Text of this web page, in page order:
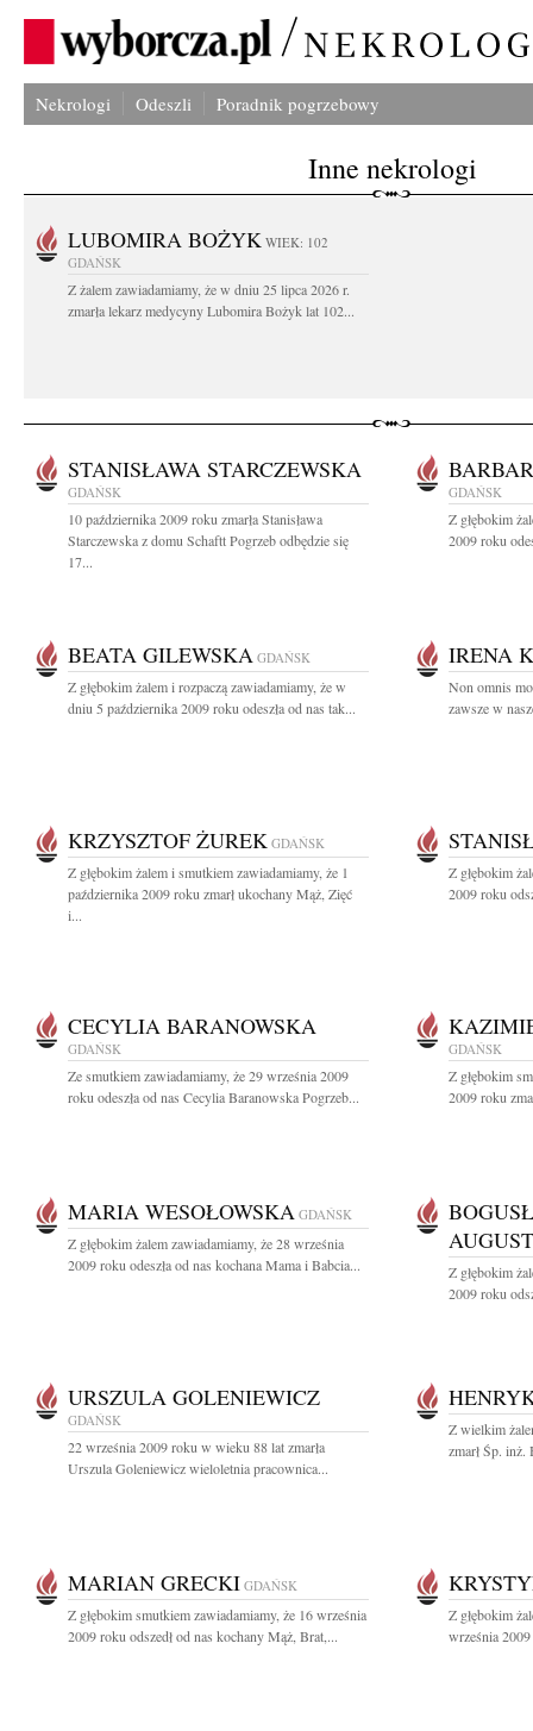
Nekrologi Odeszli Poradnik pogrzebowy
Inne nekrologi
LUBOMIRA BOŻYK WIEK: 102
GDAŃSK
Z żalem zawiadamiamy, że w dniu 25 lipca 2026 r.
zmarła lekarz medycyny Lubomira Bożyk lat 102...
STANISŁAWA STARCZEWSKA
GDAŃSK
10 października 2009 roku zmarła Stanisława
Starczewska z domu Schaftt Pogrzeb odbędzie się
17...
GDAŃSK
Z głębokim
2009 roku
BEATA GILEWSKA GDAŃSK
Z głębokim żalem i rozpaczą zawiadamiamy, że w
dniu 5 października 2009 roku odeszła od nas tak...
IRENA
Non omnis
zawsze w
KRZYSZTOF ŻUREK GDAŃSK
Z głębokim żalem i smutkiem zawiadamiamy, że 1
października 2009 roku zmarł ukochany Mąż, Zięć
i...
Z głębokim
2009 roku
CECYLIA BARANOWSKA
GDAŃSK
Ze smutkiem zawiadamiamy, że 29 września 2009
roku odeszła od nas Cecylia Baranowska Pogrzeb...
GDAŃSK
Z głębokim
2009 roku
MARIA WESOŁOWSKA GDAŃSK
Z głębokim żalem zawiadamiamy, że 28 września
2009 roku odeszła od nas kochana Mama i Babcia...
Z głębokim
2009 roku
URSZULA GOLENIEWICZ
GDAŃSK
22 września 2009 roku w wieku 88 lat zmarła
Urszula Goleniewicz wieloletnia pracownica...
Z wielkim
zmarł Śp.
MARIAN GRECKI GDAŃSK
Z głębokim smutkiem zawiadamiamy, że 16 września
2009 roku odszedł od nas kochany Mąż, Brat,...
Z głębokim
września